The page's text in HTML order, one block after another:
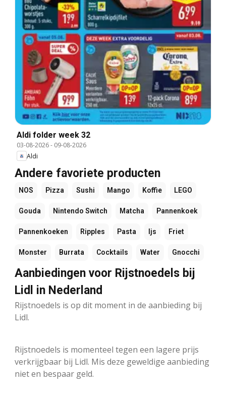
Aldi folder week 32
03-08-2026- 09-08-2026
Aldi
Andere favoriete producten
NOS Pizza Sushi Mango Koffie LEGO
Gouda Nintendo Switch Matcha Pannenkoek
Pannenkoeken Ripples Pasta Ijs Friet
Monster Burrata Cocktails Water Gnocchi
Aanbiedingen voor Rijstnoedels bij
Lidl in Nederland
Rijstnoedels is op dit moment in de aanbieding bij
Lidl.
Rijstnoedels is momenteel tegen een lagere prijs
verkrijgbaar bij Lidl. Mis deze geweldige aanbieding
niet en bespaar geld.